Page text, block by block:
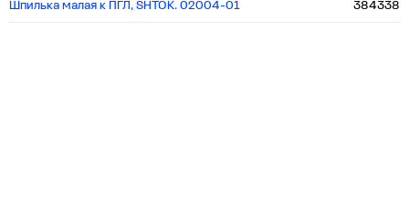
Шпилька малая к ПГЛ, SHTOK. 02004-01 384338